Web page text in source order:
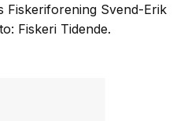
Fiskeriforening Svend-Erik
Fiskeri Tidende.